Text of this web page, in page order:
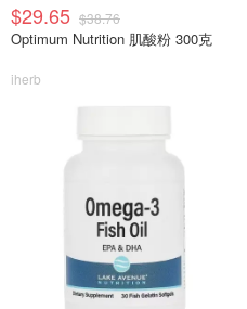
$29.65 $38.76
Optimum Nutrition 肌酸粉 300克
iherb